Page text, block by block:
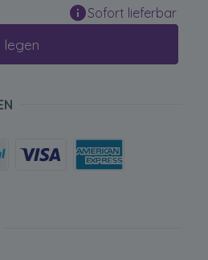
Sofort lieferbar
legen